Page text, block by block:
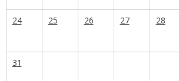
24 25 26 27 28
31